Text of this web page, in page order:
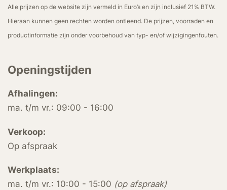
Alle prijzen op de website zijn vermeld in Euro’s en zijn inclusief 21% BTW.
Hieraan kunnen geen rechten worden ontleend. De prijzen, voorraden en
productinformatie zijn onder voorbehoud van typ- en/of wijzigingenfouten.
Openingstijden
Afhalingen:
ma. t/m vr.: 09:00 - 16:00
Verkoop:
Op afspraak
Werkplaats:
ma. t/m vr.: 10:00 - 15:00 (op afspraak)